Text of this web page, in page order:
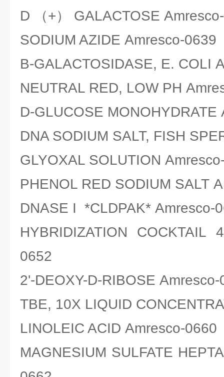
D （+） GALACTOSE
SODIUM AZIDE Amresco-0639
B-GALACTOSIDASE, E. COLI
NEUTRAL RED, LOW PH
D-GLUCOSE MONOHYDRATE
DNA SODIUM SALT, FISH
GLYOXAL SOLUTION
PHENOL RED SODIUM SALT
DNASE I *CLDPAK* Amresco-
HYBRIDIZATION COCKTAIL
0652
2'-DEOXY-D-RIBOSE Amresco-
TBE, 10X LIQUID
LINOLEIC ACID Amresco-0660
MAGNESIUM SULFATE